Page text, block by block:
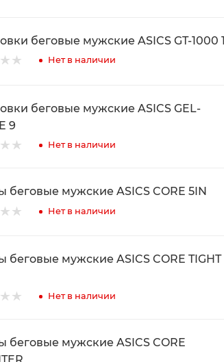
беговые мужские ASICS GT-1000
Нет в наличии
беговые мужские ASICS GEL-
9
Нет в наличии
беговые мужские ASICS CORE 5IN
Нет в наличии
беговые мужские ASICS CORE TIGHT
Нет в наличии
беговые мужские ASICS CORE